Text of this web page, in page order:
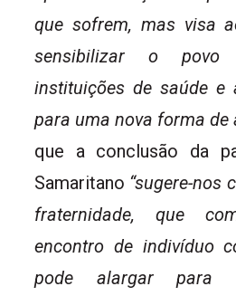
que sofrem, mas visa
sensibilizar o
instituições de saúde e
para uma nova forma de
que a conclusão da
Samaritano “sugere-nos
fraternidade, que
encontro de indivíduo
pode alargar para